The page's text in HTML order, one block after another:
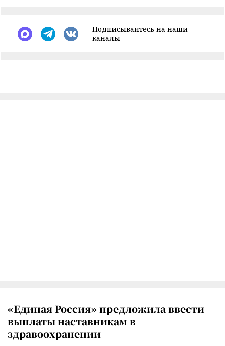
Подписывайтесь на наши
каналы
«Единая Россия» предложила ввести
выплаты наставникам в
здравоохранении